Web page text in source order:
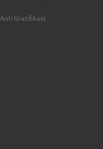
Anti Gratifikasi